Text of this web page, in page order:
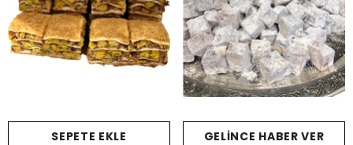
SEPETE EKLE GELINCE HABER VER